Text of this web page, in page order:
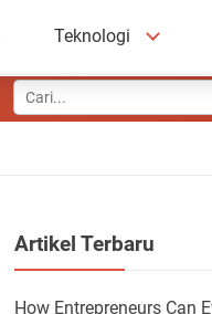
Teknologi
Artikel Terbaru
How Entrepreneurs Can